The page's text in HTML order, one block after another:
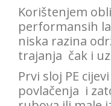
Korištenjem
performansih
niska razina
trajanja čak i
Prvi sloj PE
povlačenja i